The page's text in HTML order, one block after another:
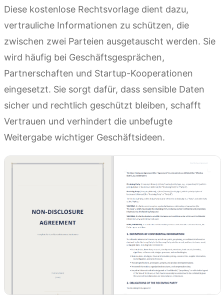
Diese kostenlose Rechtsvorlage dient dazu,
vertrauliche Informationen zu schützen, die
zwischen zwei Parteien ausgetauscht werden. Sie
wird häufig bei Geschäftsgesprächen,
Partnerschaften und Startup-Kooperationen
eingesetzt. Sie sorgt dafür, dass sensible Daten
sicher und rechtlich geschützt bleiben, schafft
Vertrauen und verhindert die unbefugte
Weitergabe wichtiger Geschäftsideen.